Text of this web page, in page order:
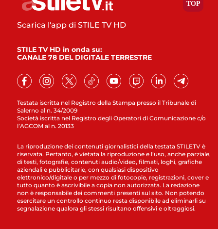
Testata iscritta nel Registro della Stampa presso il Tribunale di
Salerno al n. 34/2009
Società iscritta nel Registro degli Operatori di Comunicazione c/o
l’AGCOM al n. 20133
Scarica l'app di STILE TV HD
STILE TV HD in onda su:
CANALE 78 DEL DIGITALE TERRESTRE
La riproduzione dei contenuti giornalistici della testata STILETV è
riservata. Pertanto, è vietata la riproduzione e l’uso, anche parziale,
di testi, fotografie, contenuti audio/video, filmati, loghi, grafiche
aziendali e pubblicitarie, con qualsiasi dispositivo
elettronico/digitale o per mezzo di fotocopie, registrazioni, cover e
tutto quanto è ascrivibile a copia non autorizzata. La redazione
non è responsabile dei commenti presenti sul sito. Non potendo
esercitare un controllo continuo resta disponibile ad eliminarli su
segnalazione qualora gli stessi risultano offensivi e oltraggiosi.